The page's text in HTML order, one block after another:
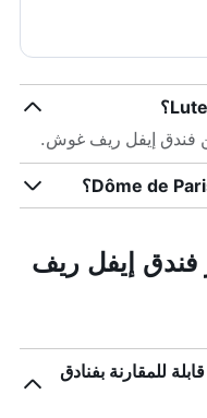
فندق إيفل ريف
للمقارنة بفنادق